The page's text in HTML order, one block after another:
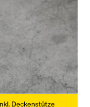
Deckenstütze